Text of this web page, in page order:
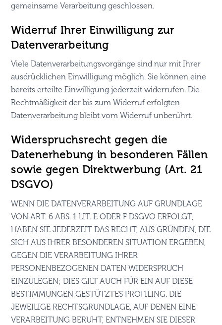
gemeinsame Verarbeitung geschlossen.
Widerruf Ihrer Einwilligung zur
Datenverarbeitung
Viele Datenverarbeitungsvorgänge sind nur mit Ihrer
ausdrücklichen Einwilligung möglich. Sie können eine
bereits erteilte Einwilligung jederzeit widerrufen. Die
Rechtmäßigkeit der bis zum Widerruf erfolgten
Datenverarbeitung bleibt vom Widerruf unberührt.
Widerspruchsrecht gegen die
Datenerhebung in besonderen Fällen
sowie gegen Direktwerbung (Art. 21
DSGVO)
WENN DIE DATENVERARBEITUNG AUF GRUNDLAGE
VON ART. 6 ABS. 1 LIT. E ODER F DSGVO ERFOLGT,
HABEN SIE JEDERZEIT DAS RECHT, AUS GRÜNDEN, DIE
SICH AUS IHRER BESONDEREN SITUATION ERGEBEN,
GEGEN DIE VERARBEITUNG IHRER
PERSONENBEZOGENEN DATEN WIDERSPRUCH
EINZULEGEN; DIES GILT AUCH FÜR EIN AUF DIESE
BESTIMMUNGEN GESTÜTZTES PROFILING. DIE
JEWEILIGE RECHTSGRUNDLAGE, AUF DENEN EINE
VERARBEITUNG BERUHT, ENTNEHMEN SIE DIESER